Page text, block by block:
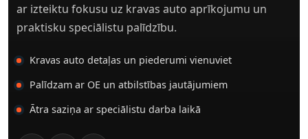
ar izteiktu fokusu uz kravas auto aprīkojumu un
praktisku speciālistu palīdzību.
Kravas auto detaļas un piederumi vienuviet
Palīdzam ar OE un atbilstības jautājumiem
Ātra saziņa ar speciālistu darba laikā